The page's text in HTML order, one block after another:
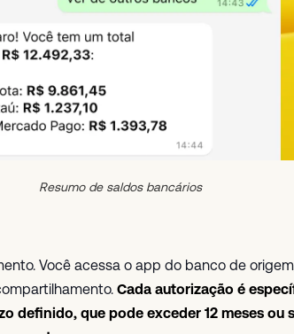
Resumo de saldos bancários
Você acessa o app do banco de
Cada autorização é
definido, que pode exceder 12 meses ou